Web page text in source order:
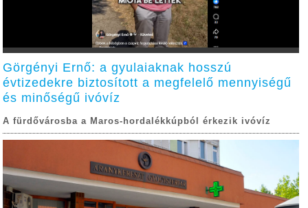
Görgényi Ernő: a gyulaiaknak hosszú
évtizedekre biztosított a megfelelő mennyiségű
és minőségű ivóvíz
A fürdővárosba a Maros-hordalékkúpból érkezik ivóvíz